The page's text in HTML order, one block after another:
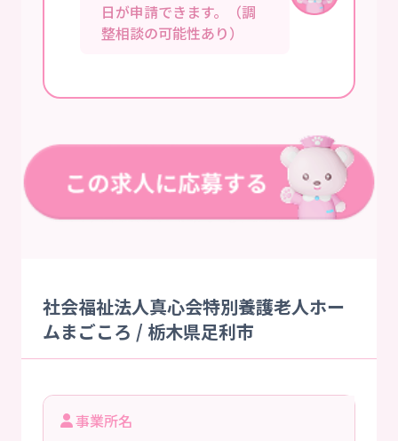
日が申請できます。（調
整相談の可能性あり）
社会福祉法人真心会特別養護老人ホー
ムまごころ / 栃木県足利市
事業所名